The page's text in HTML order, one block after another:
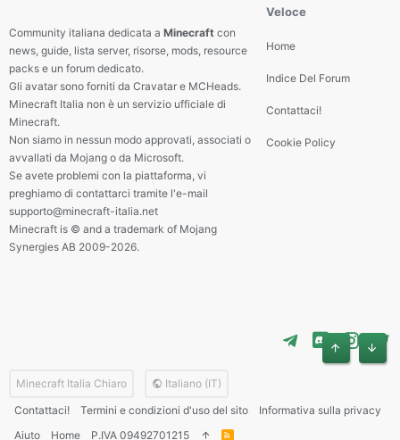
Community italiana dedicata a Minecraft con
news, guide, lista server, risorse, mods, resource
packs e un forum dedicato.
Gli avatar sono forniti da Cravatar e MCHeads.
Minecraft Italia non è un servizio ufficiale di
Minecraft.
Non siamo in nessun modo approvati, associati o
avvallati da Mojang o da Microsoft.
Se avete problemi con la piattaforma, vi
preghiamo di contattarci tramite l'e-mail
supporto@minecraft-italia.net
Minecraft is © and a trademark of Mojang
Synergies AB 2009-2026.
Veloce
Home
Indice Del Forum
Contattaci!
Cookie Policy
Minecraft Italia Chiaro
Italiano (IT)
Contattaci!
Termini e condizioni d'uso del sito
Informativa sulla privacy
Aiuto
Home P.IVA 09492701215 R
Alto Basso